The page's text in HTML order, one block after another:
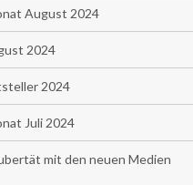
August 2024
2024
2024
Juli 2024
mit den neuen Medien